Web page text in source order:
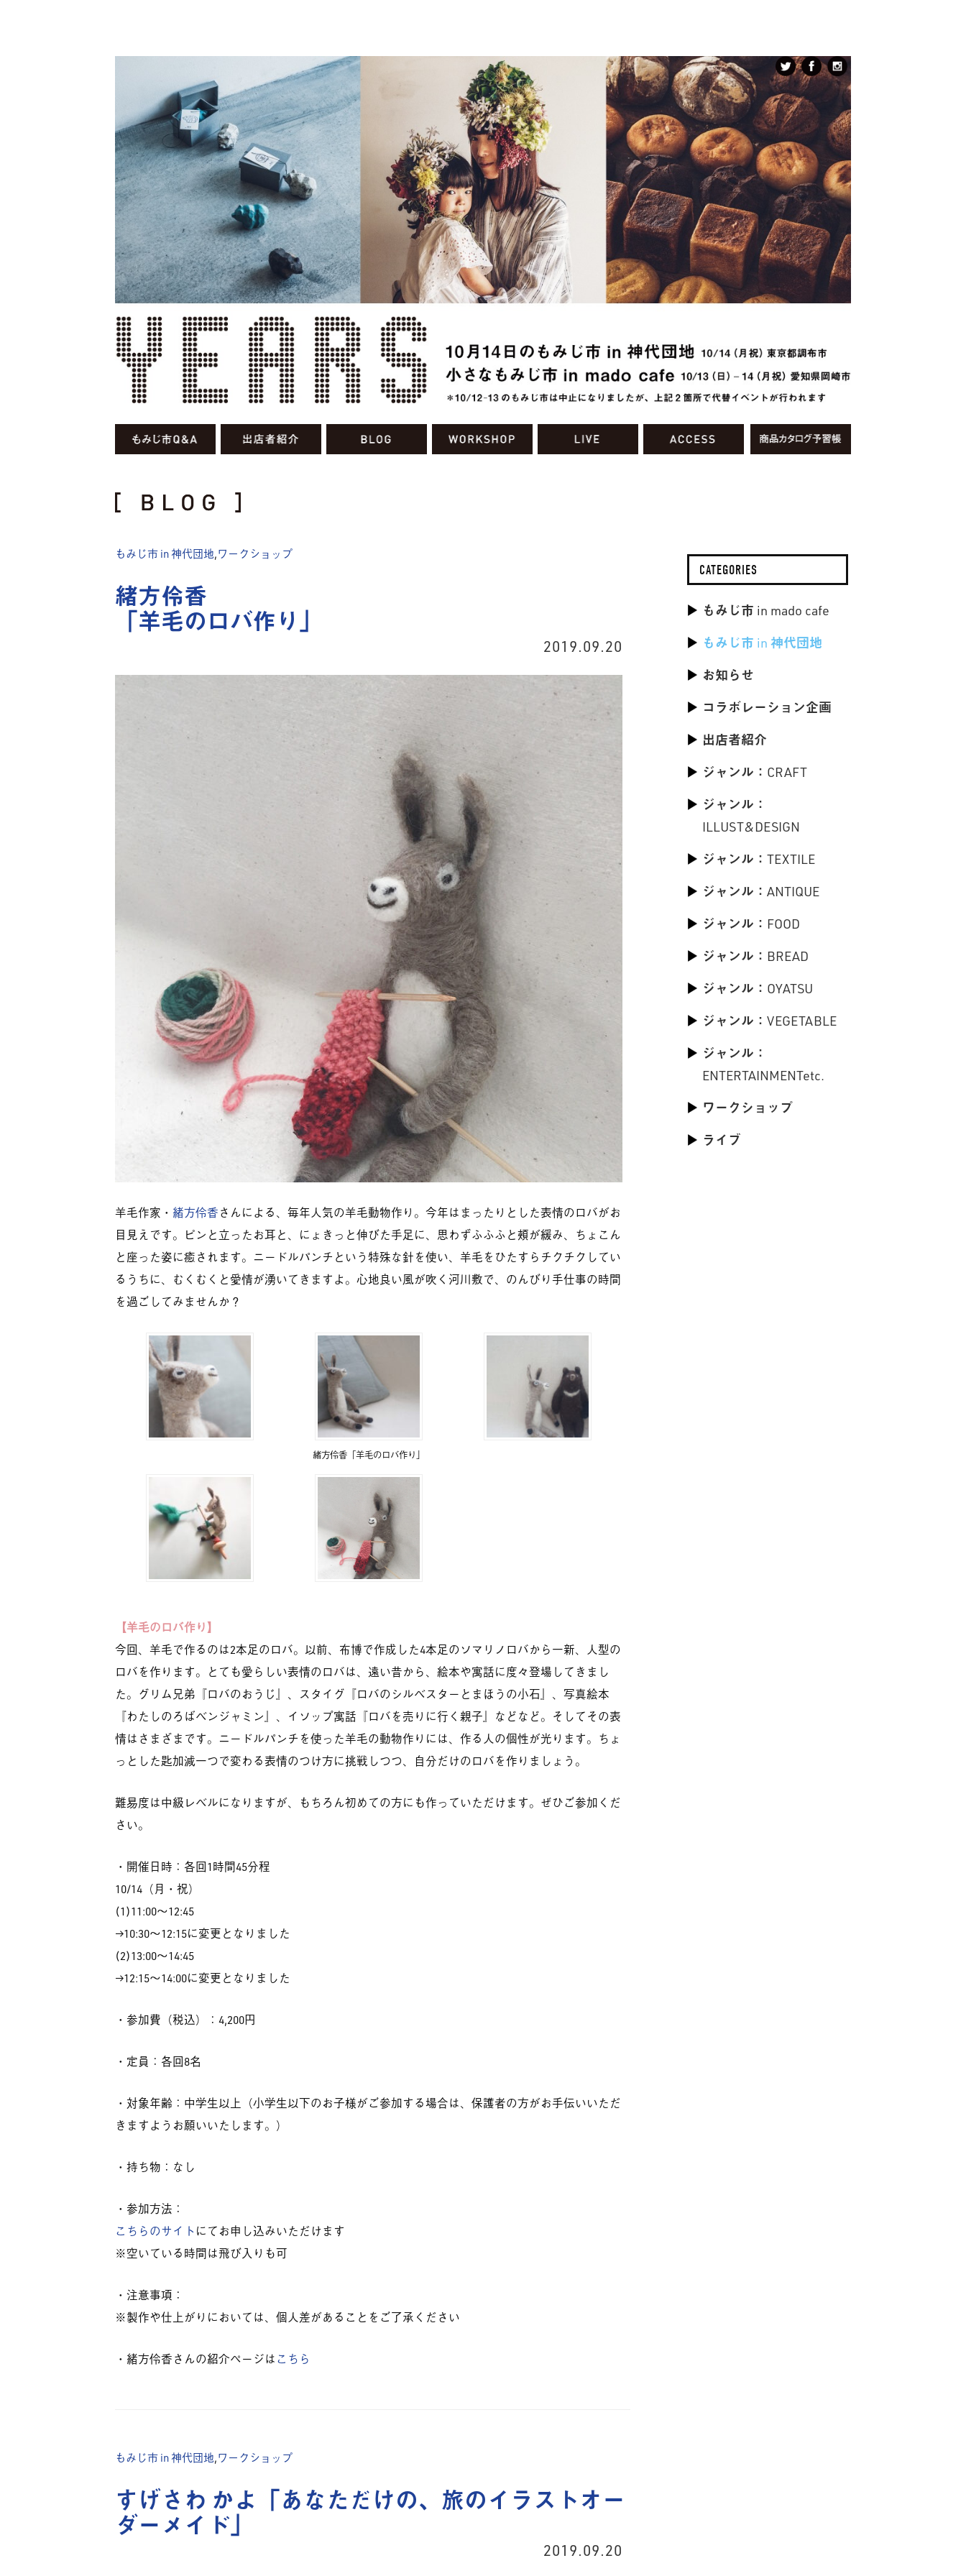
ン
ツ
へ
移
動
もみじ市 in 神代団地,ワークショップ
緒方伶香
「羊毛のロバ作り」
2019.09.20
羊毛作家・ 緒方伶香 さんによる、毎年人気の羊毛動物作り。今年はまったりとした表情のロバがお
目見えです。ピンと立ったお耳と、にょきっと伸びた手足に、思わずふふふと頰が緩み、ちょこん
と座った姿に癒されます。ニードルパンチという特殊な針を使い、羊毛をひたすらチクチクしてい
るうちに、むくむくと愛情が湧いてきますよ。心地良い風が吹く河川敷で、のんびり手仕事の時間
を過ごしてみませんか？
緒方伶香「羊毛のロバ作り」
【羊毛のロバ作り】
今回、羊毛で作るのは2本足のロバ。以前、布博で作成した4本足のソマリノロバから一新、人型の
ロバを作ります。とても愛らしい表情のロバは、遠い昔から、絵本や寓話に度々登場してきまし
た。グリム兄弟『ロバのおうじ』、スタイグ『ロバのシルベスターとまほうの小石』、写真絵本
『わたしのろばベンジャミン』、イソップ寓話『ロバを売りに行く親子』などなど。そしてその表
情はさまざまです。ニードルパンチを使った羊毛の動物作りには、作る人の個性が光ります。ちょ
っとした匙加減一つで変わる表情のつけ方に挑戦しつつ、自分だけのロバを作りましょう。
難易度は中級レベルになりますが、もちろん初めての方にも作っていただけます。ぜひご参加くだ
さい。
・開催日時：各回1時間45分程
10/14（月・祝）
(1)11:00〜12:45
→10:30～12:15に変更となりました
(2)13:00〜14:45
→12:15～14:00に変更となりました
・参加費（税込）：4,200円
・定員：各回8名
・対象年齢：中学生以上（小学生以下のお子様がご参加する場合は、保護者の方がお手伝いいただ
きますようお願いいたします。）
・持ち物：なし
・参加方法：
こちらのサイト にてお申し込みいただけます
※空いている時間は飛び入りも可
・注意事項：
※製作や仕上がりにおいては、個人差があることをご了承ください
・緒方伶香さんの紹介ページは こちら
もみじ市 in 神代団地,ワークショップ
すげさわ かよ「あなただけの、旅のイラストオー
ダーメイド」
2019.09.20
CATEGORIES
もみじ市 in mado cafe
もみじ市 in 神代団地
お知らせ
コラボレーション企画
出店者紹介
ジャンル：CRAFT
ジャンル：
ILLUST&DESIGN
ジャンル：TEXTILE
ジャンル：ANTIQUE
ジャンル：FOOD
ジャンル：BREAD
ジャンル：OYATSU
ジャンル：VEGETABLE
ジャンル：
ENTERTAINMENTetc.
ワークショップ
ライブ